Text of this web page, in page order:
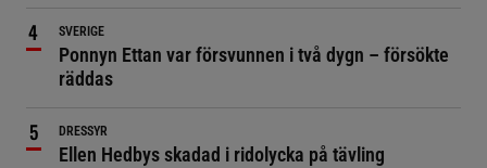
SVERIGE
Ponnyn Ettan var försvunnen i två dygn – försökte
räddas
DRESSYR
Ellen Hedbys skadad i ridolycka på tävling